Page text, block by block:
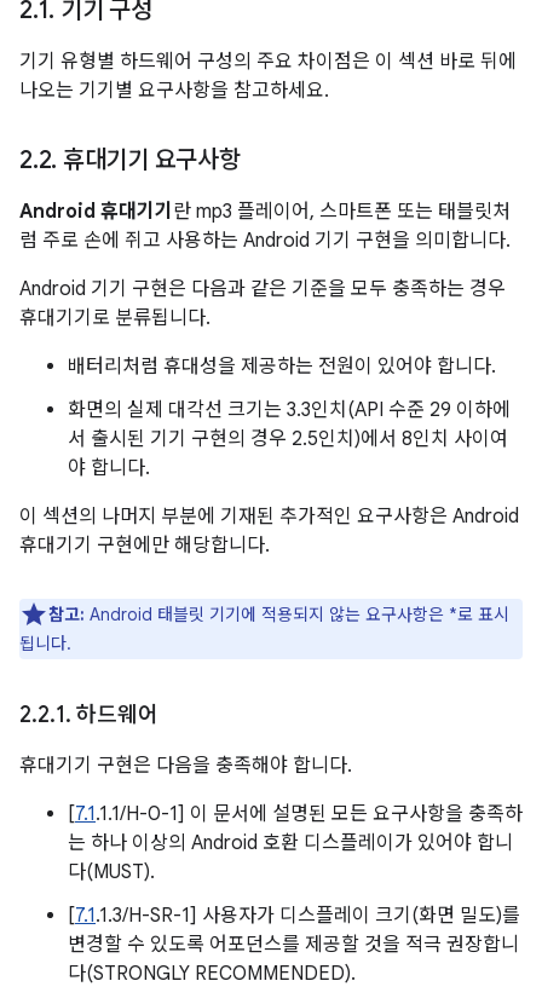
2.1. 기기 구성
기기 유형별 하드웨어 구성의 주요 차이점은 이 섹션 바로 뒤에
나오는 기기별 요구사항을 참고하세요.
2.2. 휴대기기 요구사항
Android 휴대기기 란 mp3 플레이어, 스마트폰 또는 태블릿처
럼 주로 손에 쥐고 사용하는 Android 기기 구현을 의미합니다.
Android 기기 구현은 다음과 같은 기준을 모두 충족하는 경우
휴대기기로 분류됩니다.
배터리처럼 휴대성을 제공하는 전원이 있어야 합니다.
화면의 실제 대각선 크기는 3.3인치(API 수준 29 이하에
서 출시된 기기 구현의 경우 2.5인치)에서 8인치 사이여
야 합니다.
이 섹션의 나머지 부분에 기재된 추가적인 요구사항은 Android
휴대기기 구현에만 해당합니다.
참고: Android 태블릿 기기에 적용되지 않는 요구사항은 *로 표시
됩니다.
2.2.1. 하드웨어
휴대기기 구현은 다음을 충족해야 합니다.
[7.1.1.1/H-0-1] 이 문서에 설명된 모든 요구사항을 충족하
는 하나 이상의 Android 호환 디스플레이가 있어야 합니
다(MUST).
[7.1.1.3/H-SR-1] 사용자가 디스플레이 크기(화면 밀도)를
변경할 수 있도록 어포던스를 제공할 것을 적극 권장합니
다(STRONGLY RECOMMENDED).